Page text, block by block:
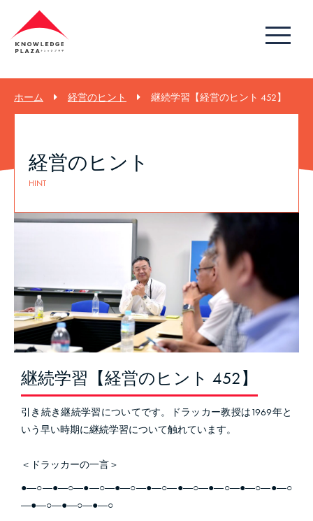
ホーム 経営のヒント 継続学習【経営のヒント 452】
経営のヒント
HINT
継続学習【経営のヒント 452】
引き続き継続学習についてです。ドラッカー教授は1969年と
いう早い時期に継続学習について触れています。
＜ドラッカーの一言＞
●―○―●―○―●―○―●―○―●―○―●―○―●―○―●―○―●―○
―●―○―●―○―●―○